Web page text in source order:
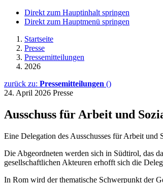
Direkt zum Hauptinhalt springen
Direkt zum Hauptmenü springen
Startseite
Presse
Pressemitteilungen
2026
zurück zu: Pressemitteilungen ()
24. April 2026 Presse
Ausschuss für Arbeit und
Eine Delegation des Ausschusses für Arbeit
Die Abgeordneten werden sich in Südtirol, das
gesellschaftlichen Akteuren erhofft sich die
In Rom wird der thematische Schwerpunkt der